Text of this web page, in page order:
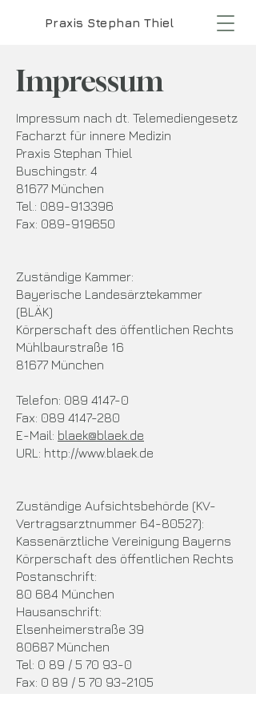
Praxis Stephan Thiel
Impressum
Impressum nach dt. Telemediengesetz
Facharzt für innere Medizin
Praxis Stephan Thiel
Buschingstr. 4
81677 München
Tel.: 089-913396
Fax: 089-919650
Zuständige Kammer:
Bayerische Landesärztekammer
(BLÄK)
Körperschaft des öffentlichen Rechts
Mühlbaurstraße 16
81677 München
Telefon: 089 4147-0
Fax: 089 4147-280
E-Mail: blaek@blaek.de
URL: http://www.blaek.de
Zuständige Aufsichtsbehörde (KV-
Vertragsarztnummer 64-80527):
Kassenärztliche Vereinigung Bayerns
Körperschaft des öffentlichen Rechts
Postanschrift:
80 684 München
Hausanschrift:
Elsenheimerstraße 39
80687 München
Tel: 0 89 / 5 70 93-0
Fax: 0 89 / 5 70 93-2105